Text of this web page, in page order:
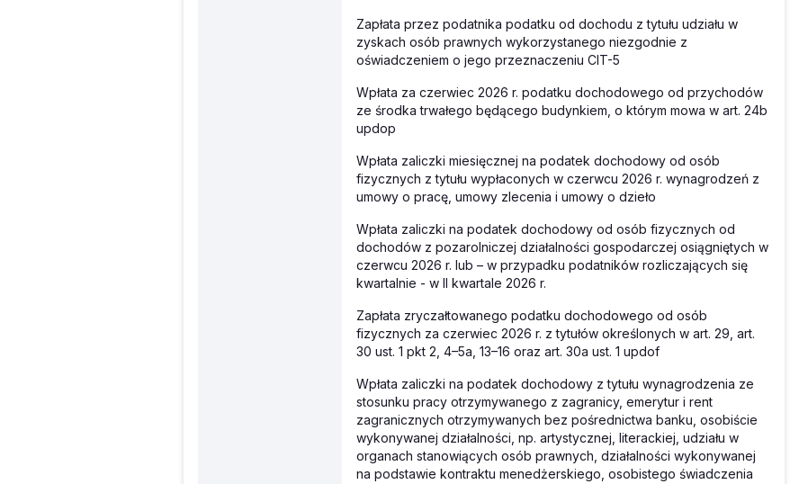
Zapłata przez podatnika podatku od dochodu z tytułu udziału w
zyskach osób prawnych wykorzystanego niezgodnie z
oświadczeniem o jego przeznaczeniu CIT-5
Wpłata za czerwiec 2026 r. podatku dochodowego od przychodów
ze środka trwałego będącego budynkiem, o którym mowa w art. 24b
updop
Wpłata zaliczki miesięcznej na podatek dochodowy od osób
fizycznych z tytułu wypłaconych w czerwcu 2026 r. wynagrodzeń z
umowy o pracę, umowy zlecenia i umowy o dzieło
Wpłata zaliczki na podatek dochodowy od osób fizycznych od
dochodów z pozarolniczej działalności gospodarczej osiągniętych w
czerwcu 2026 r. lub – w przypadku podatników rozliczających się
kwartalnie - w II kwartale 2026 r.
Zapłata zryczałtowanego podatku dochodowego od osób
fizycznych za czerwiec 2026 r. z tytułów określonych w art. 29, art.
30 ust. 1 pkt 2, 4–5a, 13–16 oraz art. 30a ust. 1 updof
Wpłata zaliczki na podatek dochodowy z tytułu wynagrodzenia ze
stosunku pracy otrzymywanego z zagranicy, emerytur i rent
zagranicznych otrzymywanych bez pośrednictwa banku, osobiście
wykonywanej działalności, np. artystycznej, literackiej, udziału w
organach stanowiących osób prawnych, działalności wykonywanej
na podstawie kontraktu menedżerskiego, osobistego świadczenia